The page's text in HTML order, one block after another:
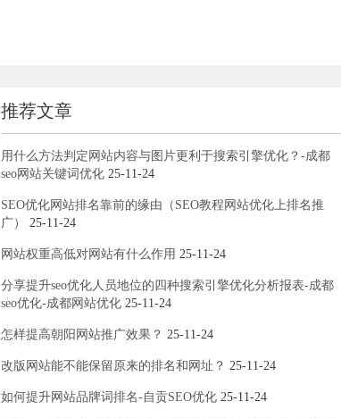
推荐文章
用什么方法判定网站内容与图片更利于搜索引擎优化？-成都
seo网站关键词优化25-11-24
SEO优化网站排名靠前的缘由（SEO教程网站优化上排名推
广）
25-11-24
网站权重高低对网站有什么作用 25-11-24
分享提升seo优化人员地位的四种搜索引擎优化分析报表-成都
seo优化-成都网站优化25-11-24
怎样提高朝阳网站推广效果？ 25-11-24
改版网站能不能保留原来的排名和网址？ 25-11-24
如何提升网站品牌词排名-自贡SEO优化25-11-24